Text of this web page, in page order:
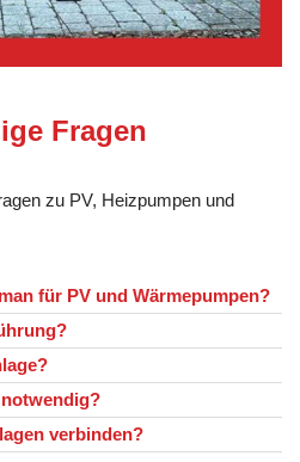
Fragen
zu PV, Heizpumpen und
für PV und Wärmepumpen?
verbinden?